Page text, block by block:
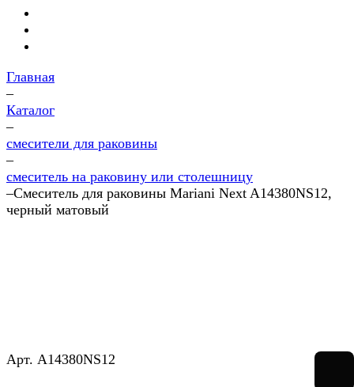
Главная
–
Каталог
–
смесители для раковины
–
смеситель на раковину или столешницу
–Смеситель для раковины Mariani Next A14380NS12,
черный матовый
Арт. A14380NS12